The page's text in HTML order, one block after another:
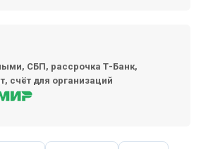
СБП, рассрочка Т-Банк,
счёт для организаций